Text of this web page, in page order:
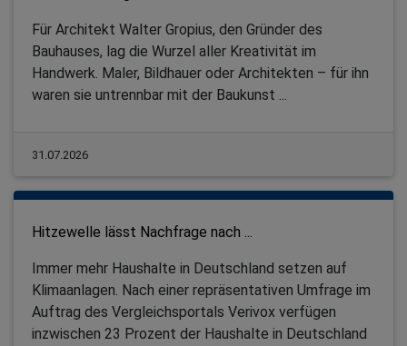
Für Architekt Walter Gropius, den Gründer des
Bauhauses, lag die Wurzel aller Kreativität im
Handwerk. Maler, Bildhauer oder Architekten – für ihn
waren sie untrennbar mit der Baukunst ...
31.07.2026
Hitzewelle lässt Nachfrage nach ...
Immer mehr Haushalte in Deutschland setzen auf
Klimaanlagen. Nach einer repräsentativen Umfrage im
Auftrag des Vergleichsportals Verivox verfügen
inzwischen 23 Prozent der Haushalte in Deutschland